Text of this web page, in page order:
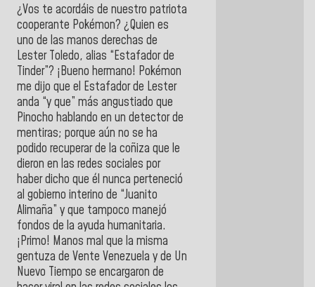
¿Vos te acordáis de nuestro patriota
cooperante Pokémon? ¿Quien es
uno de las manos derechas de
Lester Toledo, alias “Estafador de
Tinder”? ¡Bueno hermano! Pokémon
me dijo que el Estafador de Lester
anda “y que” más angustiado que
Pinocho hablando en un detector de
mentiras; porque aún no se ha
podido recuperar de la coñiza que le
dieron en las redes sociales por
haber dicho que él nunca perteneció
al gobierno interino de “Juanito
Alimaña” y que tampoco manejó
fondos de la ayuda humanitaria.
¡Primo! Manos mal que la misma
gentuza de Vente Venezuela y de Un
Nuevo Tiempo se encargaron de